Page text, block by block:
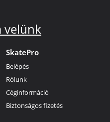
velünk
SkatePro
Belépés
Rólunk
Céginformáció
Biztonságos fizetés